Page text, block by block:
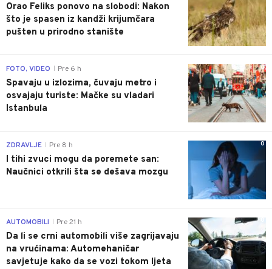
Orao Feliks ponovo na slobodi: Nakon
što je spasen iz kandži krijumčara
pušten u prirodno stanište
0
FOTO, VIDEO Pre 6 h
Spavaju u izlozima, čuvaju metro i
osvajaju turiste: Mačke su vladari
Istanbula
0
ZDRAVLJE Pre 8 h
I tihi zvuci mogu da poremete san:
Naučnici otkrili šta se dešava mozgu
AUTOMOBILI Pre 21 h
Da li se crni automobili više zagrijavaju
na vrućinama: Automehaničar
savjetuje kako da se vozi tokom ljeta